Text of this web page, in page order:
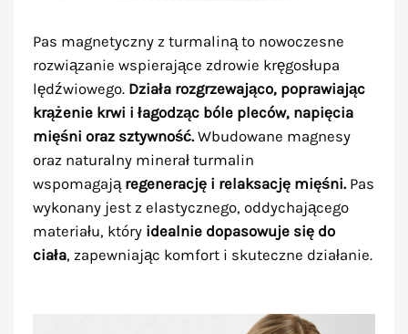
Pas magnetyczny z turmaliną to nowoczesne
rozwiązanie wspierające zdrowie kręgosłupa
lędźwiowego. Działa rozgrzewająco, poprawiając
krążenie krwi i łagodząc bóle pleców, napięcia
mięśni oraz sztywność.Wbudowane magnesy
oraz naturalny minerał turmalin
wspomagająregenerację i relaksację mięśni.Pas
wykonany jest z elastycznego, oddychającego
materiału, który idealnie dopasowuje się do
ciała, zapewniając komfort i skuteczne działanie.